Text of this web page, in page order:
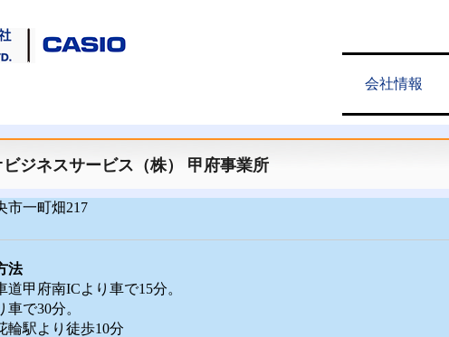
会社情報
ビジネスサービス（株） 甲府事業所
市一町畑217
法
道甲府南ICより車で15分。
で30分。
輪駅より徒歩10分